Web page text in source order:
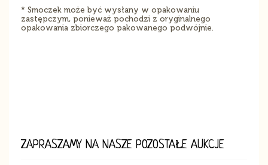
* Smoczek może być wysłany w opakowaniu
zastępczym, ponieważ pochodzi z oryginalnego
opakowania zbiorczego pakowanego podwójnie.
ZAPRASZAMY NA NASZE POZOSTAŁE AUKCJE